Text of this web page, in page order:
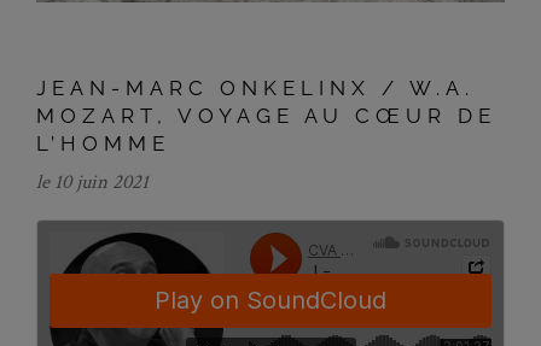
JEAN-MARC ONKELINX / W.A.
MOZART, VOYAGE AU CŒUR DE
L’HOMME
le 10 juin 2021